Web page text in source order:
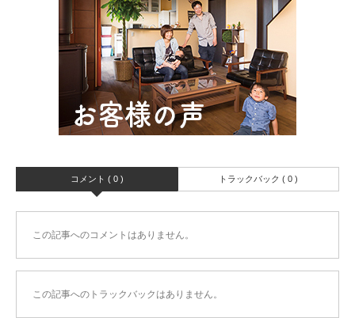
コメント ( 0 ) トラックバック ( 0 )
この記事へのコメントはありません。
この記事へのトラックバックはありません。